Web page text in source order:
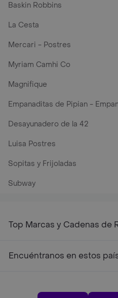
Baskin Robbins
La Cesta
Mercari - Postres
Myriam Camhi Co
Magnifique
Empanaditas de Pipian -
Desayunadero de la 42
Luisa Postres
Sopitas y Frijoladas
Subway
Top Marcas y Cadenas de
Encuéntranos en estos